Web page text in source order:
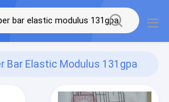
Bar Elastic Modulus 131gpa